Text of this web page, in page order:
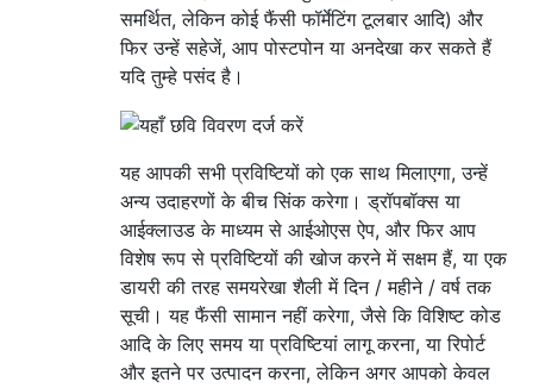
समर्थित, लेकिन कोई फैंसी फॉर्मेटिंग टूलबार आदि) और
फिर उन्हें सहेजें, आप पोस्टपोन या अनदेखा कर सकते हैं
यदि तुम्हे पसंद है।
यह आपकी सभी प्रविष्टियों को एक साथ मिलाएगा, उन्हें
अन्य उदाहरणों के बीच सिंक करेगा। ड्रॉपबॉक्स या
आईक्लाउड के माध्यम से आईओएस ऐप, और फिर आप
विशेष रूप से प्रविष्टियों की खोज करने में सक्षम हैं, या एक
डायरी की तरह समयरेखा शैली में दिन / महीने / वर्ष तक
सूची। यह फैंसी सामान नहीं करेगा, जैसे कि विशिष्ट कोड
आदि के लिए समय या प्रविष्टियां लागू करना, या रिपोर्ट
और इतने पर उत्पादन करना, लेकिन अगर आपको केवल